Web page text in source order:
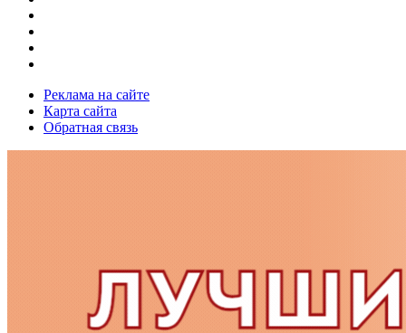
Реклама на сайте
Карта сайта
Обратная связь